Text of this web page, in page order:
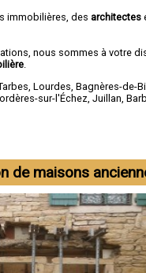
immobilières, des architectes
nous sommes à votre
,Lourdes ,Bagnères-de-
sur-l'Échez ,Juillan ,
de maisons